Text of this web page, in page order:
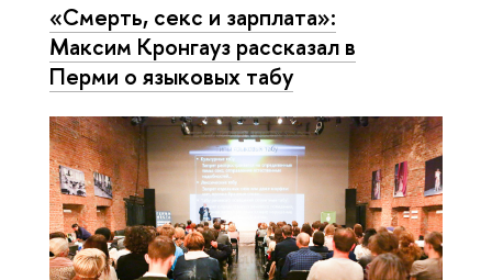
«Смерть, секс и зарплата»:
Максим Кронгауз рассказал в
Перми о языковых табу